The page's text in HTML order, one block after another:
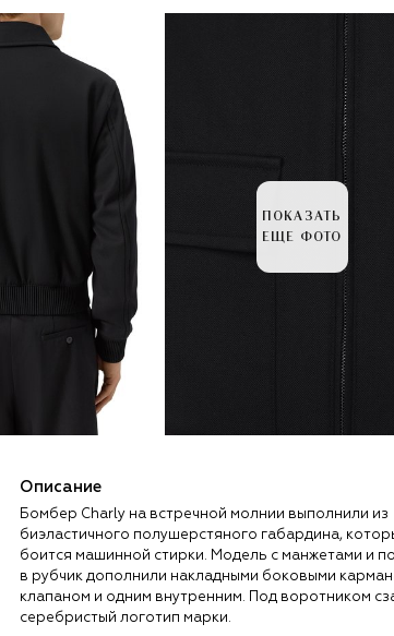
ПОКАЗАТЬ
ЕЩЕ ФОТО
Описание
Бомбер Charly на встречной молнии выполнили из
биэластичного полушерстяного габардина,
боится машинной стирки. Модель с манжетами и
в рубчик дополнили накладными боковыми
клапаном и одним внутренним. Под воротником
серебристый логотип марки.